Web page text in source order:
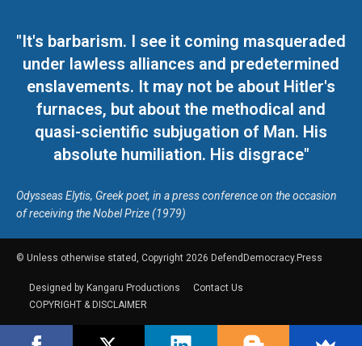
"It's barbarism. I see it coming masqueraded
under lawless alliances and predetermined
enslavements. It may not be about Hitler's
furnaces, but about the methodical and
quasi-scientific subjugation of Man. His
absolute humiliation. His disgrace"
Odysseas Elytis, Greek poet, in a press conference on the occasion
of receiving the Nobel Prize (1979)
© Unless otherwise stated, Copyright 2026 DefendDemocracy.Press
Designed by Kangaru Productions
Contact Us
COPYRIGHT & DISCLAIMER